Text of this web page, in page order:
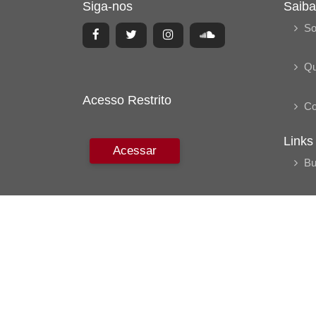
Siga-nos
Acesso Restrito
Acessar